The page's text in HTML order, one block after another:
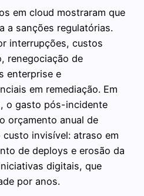
em cloud mostraram que
a sanções regulatórias.
interrupções, custos
renegociação de
enterprise e
em remediação. Em
o gasto pós-incidente
orçamento anual de
custo invisível: atraso em
de deploys e erosão da
digitais, que
por anos.